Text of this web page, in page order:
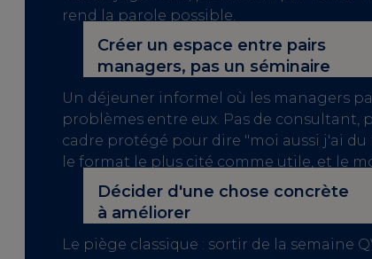
rend la parole possible.
Créer un espace entre pairs
managers, pas un séminaire
Un déjeuner informel où les managers
problèmes entre eux. Pas de consultant,
cadre protégé pour dire "moi aussi j'ai du
le format le plus cité comme utile, et le
Décider d'une chose concrète
à améliorer
Le piège classique : sortir de la semaine